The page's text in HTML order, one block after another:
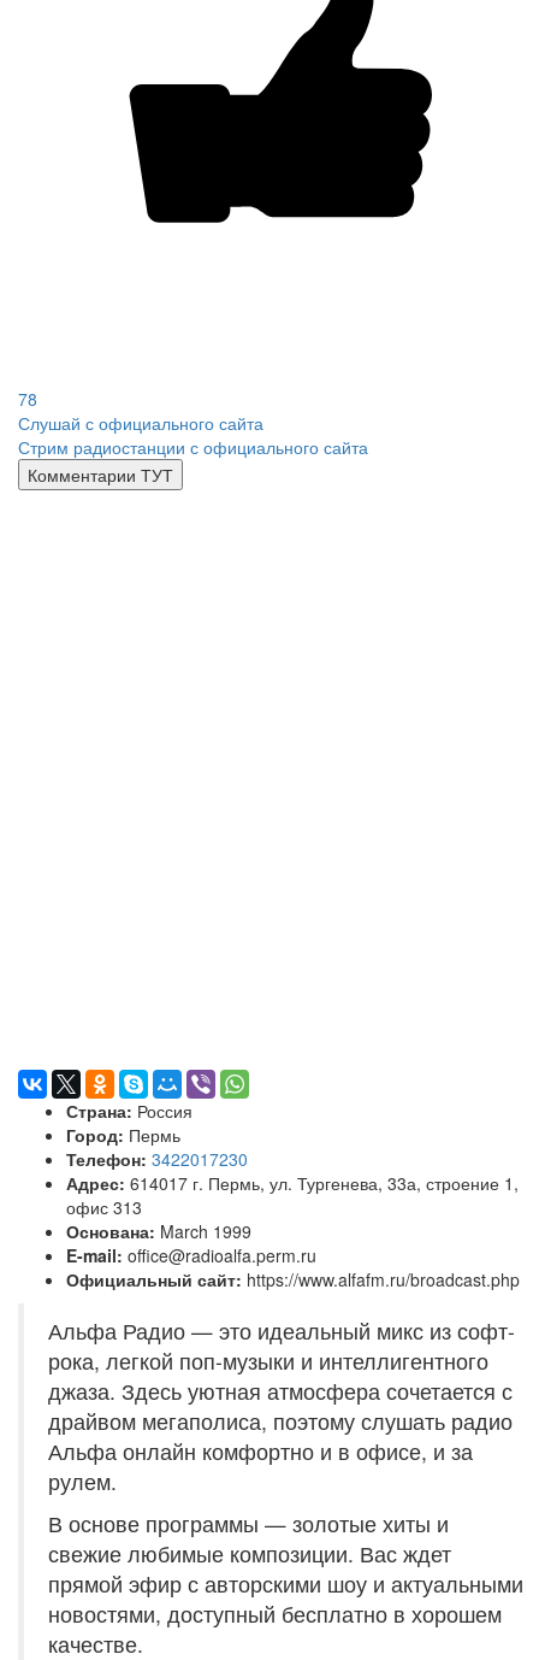
78
Слушай с официального сайта
Стрим радиостанции с официального сайта
Комментарии ТУТ
Страна: Россия
Город: Пермь
Телефон: 3422017230
Адрес: 614017 г. Пермь, ул. Тургенева, 33а, строение 1,
офис 313
Основана: March 1999
E-mail: office@radioalfa.perm.ru
Официальный сайт: https://www.alfafm.ru/broadcast.php
Альфа Радио — это идеальный микс из софт-
рока, легкой поп-музыки и интеллигентного
джаза. Здесь уютная атмосфера сочетается с
драйвом мегаполиса, поэтому слушать радио
Альфа онлайн комфортно и в офисе, и за
рулем.
В основе программы — золотые хиты и
свежие любимые композиции. Вас ждет
прямой эфир с авторскими шоу и актуальными
новостями, доступный бесплатно в хорошем
качестве.